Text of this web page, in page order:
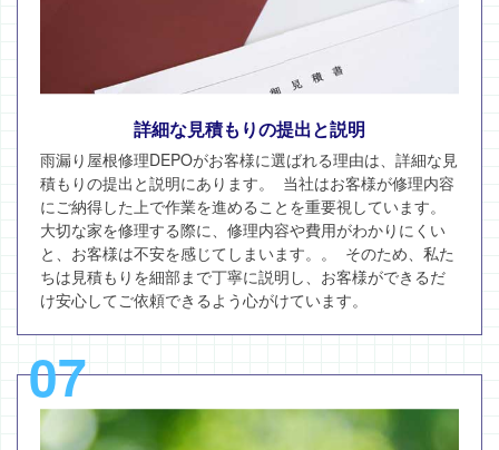
詳細な見積もりの提出と説明
雨漏り屋根修理DEPOがお客様に選ばれる理由は、詳細な見
積もりの提出と説明にあります。 当社はお客様が修理内容
にご納得した上で作業を進めることを重要視しています。
大切な家を修理する際に、修理内容や費用がわかりにくい
と、お客様は不安を感じてしまいます。。 そのため、私た
ちは見積もりを細部まで丁寧に説明し、お客様ができるだ
け安心してご依頼できるよう心がけています。
07